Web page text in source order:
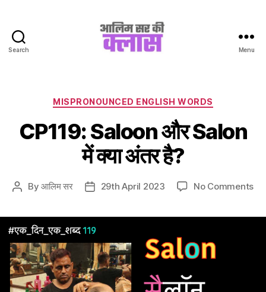
Search
Class
Menu
Categories
MISPRONOUNCED ENGLISH WORDS
CP119: Saloon और Salon
में क्या अंतर है?
PostByआलिम सर
Post29th April 2023 No Commentson